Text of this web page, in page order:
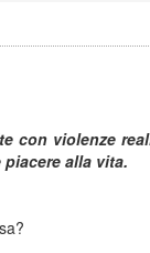
con violenze
piacere alla vita.